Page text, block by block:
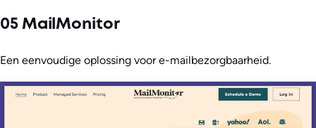
05 MailMonitor
Een eenvoudige oplossing voor e-mailbezorgbaarheid.